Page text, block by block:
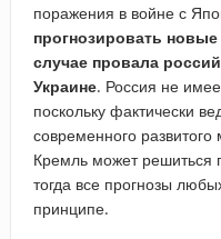
поражения в войне с
прогнозировать
случае провала
Украине. Россия не
поскольку фактически
современного
Кремль может решиться
тогда все прогнозы
принципе.